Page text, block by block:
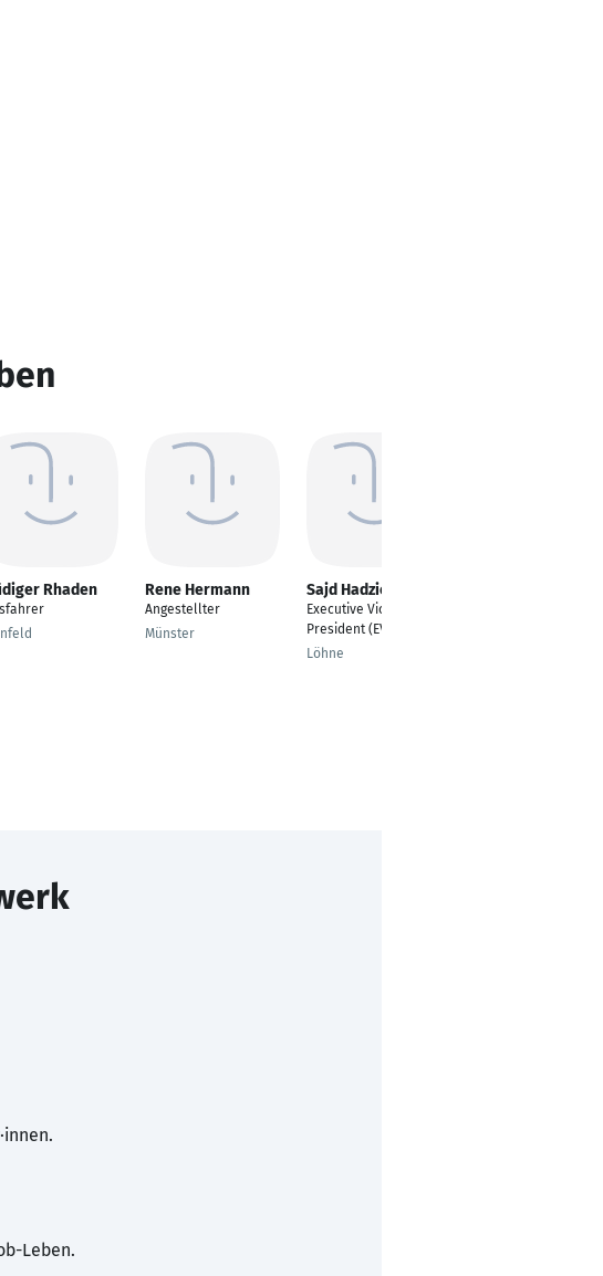
Rhaden Rene Hermann
Angestellter
Münster
Sajd Hadzic
Executive Vice
President (EVP)
Löhne
Leben.